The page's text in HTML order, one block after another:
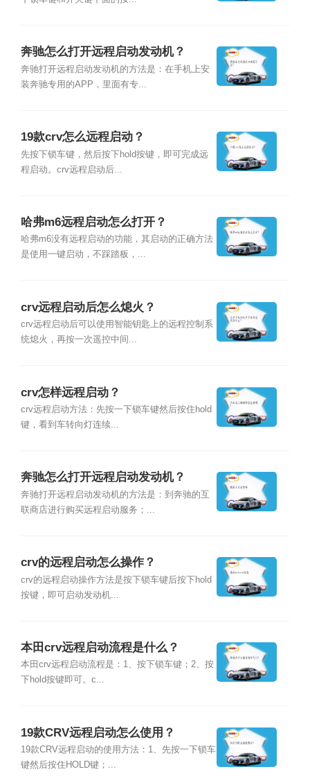
奔驰怎么打开远程启动发动机？
奔驰打开远程启动发动机的方法是：在手机上安
装奔驰专用的APP，里面有专...
19款crv怎么远程启动？
先按下锁车键，然后按下hold按键，即可完成远
程启动。crv远程启动后...
哈弗m6远程启动怎么打开？
哈弗m6没有远程启动的功能，其启动的正确方法
是使用一键启动，不踩踏板，...
crv远程启动后怎么熄火？
crv远程启动后可以使用智能钥匙上的远程控制系
统熄火，再按一次遥控中间...
crv怎样远程启动？
crv远程启动方法：先按一下锁车键然后按住hold
键，看到车转向灯连续...
奔驰怎么打开远程启动发动机？
奔驰打开远程启动发动机的方法是：到奔驰的互
联商店进行购买远程启动服务；...
crv的远程启动怎么操作？
crv的远程启动操作方法是按下锁车键后按下hold
按键，即可启动发动机...
本田crv远程启动流程是什么？
本田crv远程启动流程是：1、按下锁车键；2、按
下hold按键即可。c...
19款CRV远程启动怎么使用？
19款CRV远程启动的使用方法：1、先按一下锁车
键然后按住HOLD键；...